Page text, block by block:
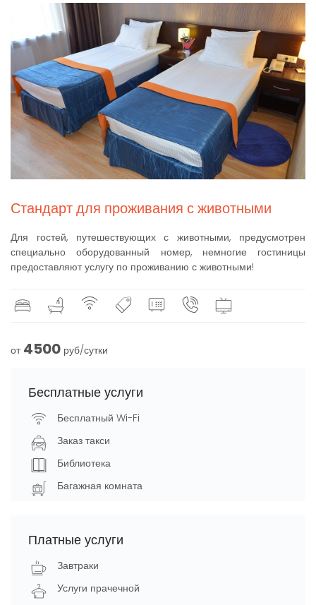
Стандарт для проживания с животными
Для гостей, путешествующих с животными, предусмотрен
специально оборудованный номер, немногие гостиницы
предоставляют услугу по проживанию с животными!
от 4500 руб/сутки
Бесплатные услуги
Бесплатный Wi-Fi
Заказ такси
Библиотека
Багажная комната
Платные услуги
Завтраки
Услуги прачечной